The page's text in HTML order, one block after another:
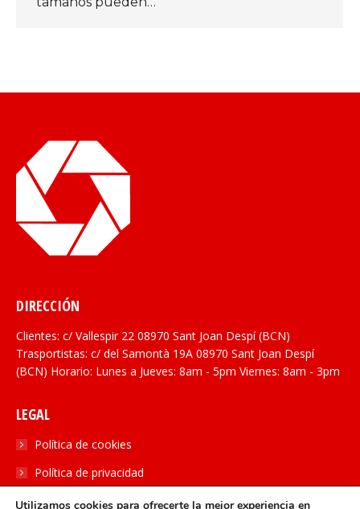
DIRECCIÓN
Clientes: c/ Vallespir 22 08970 Sant Joan Despí (BCN)
Trasportistas: c/ del Samontà 19A 08970 Sant Joan Despí
(BCN) Horario: Lunes a Jueves: 8am - 5pm Viernes: 8am - 3pm
LEGAL
Política de cookies
Política de privacidad
Utilizamos cookies para ofrecerte la mejor experiencia en